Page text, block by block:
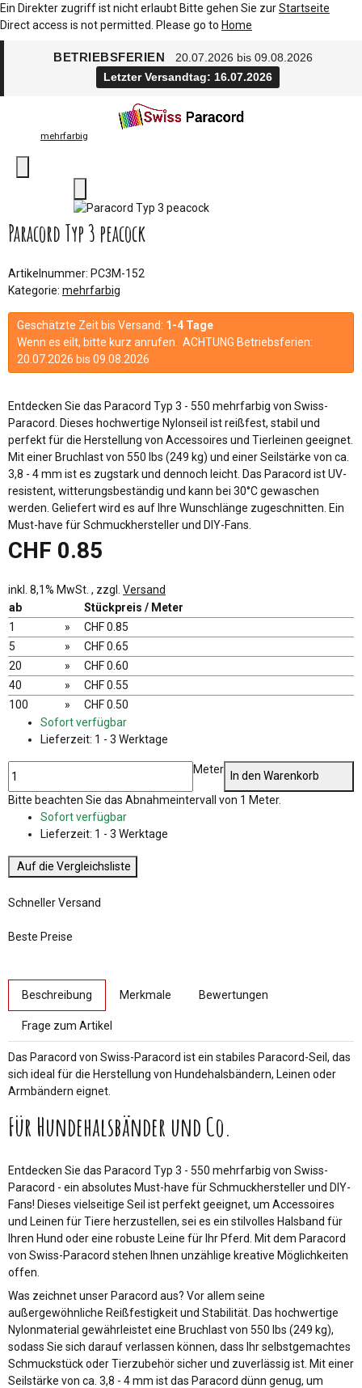
Ein Direkter zugriff ist nicht erlaubt Bitte gehen Sie zurStartseite
Direct access is not permitted. Please go to Home
BETRIEBSFERIEN
20.07.2026 bis 09.08.2026
Letzter Versandtag: 16.07.2026
mehrfarbig
Paracord Typ 3 peacock
Artikelnummer: PC3M-152
Kategorie: mehrfarbig
Geschätzte Zeit bis Versand: 1-4 Tage
Wenn es eilt, bitte kurz anrufen. ACHTUNG Betriebsferien:
20.07.2026 bis 09.08.2026
Entdecken Sie das Paracord Typ 3 - 550 mehrfarbig von Swiss-
Paracord. Dieses hochwertige Nylonseil ist reißfest, stabil und
perfekt für die Herstellung von Accessoires und Tierleinen geeignet.
Mit einer Bruchlast von 550 lbs (249 kg) und einer Seilstärke von ca.
3,8 - 4 mm ist es zugstark und dennoch leicht. Das Paracord ist UV-
resistent, witterungsbeständig und kann bei 30°C gewaschen
werden. Geliefert wird es auf Ihre Wunschlänge zugeschnitten. Ein
Must-have für Schmuckhersteller und DIY-Fans.
CHF 0.85
inkl. 8,1% MwSt. , zzgl. Versand
ab
Stückpreis / Meter
1
»
CHF 0.85
5
»
CHF 0.65
20
»
CHF 0.60
40
»
CHF 0.55
100
»
CHF 0.50
Sofort verfügbar
Lieferzeit: 1 - 3 Werktage
Meter
In den Warenkorb
xBitte beachten Sie das Abnahmeintervall von 1 Meter.
Sofort verfügbar
Lieferzeit: 1 - 3 Werktage
Auf die Vergleichsliste
Schneller Versand
Beste Preise
Beschreibung Merkmale Bewertungen
Frage zum Artikel
Das Paracord von Swiss-Paracord ist ein stabiles Paracord-Seil, das
sich ideal für die Herstellung von Hundehalsbändern, Leinen oder
Armbändern eignet.
Für Hundehalsbänder und Co.
Entdecken Sie das Paracord Typ 3 - 550 mehrfarbig von Swiss-
Paracord - ein absolutes Must-have für Schmuckhersteller und DIY-
Fans! Dieses vielseitige Seil ist perfekt geeignet, um Accessoires
und Leinen für Tiere herzustellen, sei es ein stilvolles Halsband für
Ihren Hund oder eine robuste Leine für Ihr Pferd. Mit dem Paracord
von Swiss-Paracord stehen Ihnen unzählige kreative Möglichkeiten
offen.
Was zeichnet unser Paracord aus? Vor allem seine
außergewöhnliche Reißfestigkeit und Stabilität. Das hochwertige
Nylonmaterial gewährleistet eine Bruchlast von 550 lbs (249 kg),
sodass Sie sich darauf verlassen können, dass Ihr selbstgemachtes
Schmuckstück oder Tierzubehör sicher und zuverlässig ist. Mit einer
Seilstärke von ca. 3,8 - 4 mm ist das Paracord dünn genug, um